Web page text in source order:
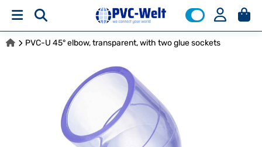
PVC-U 45° elbow, transparent, with two glue sockets